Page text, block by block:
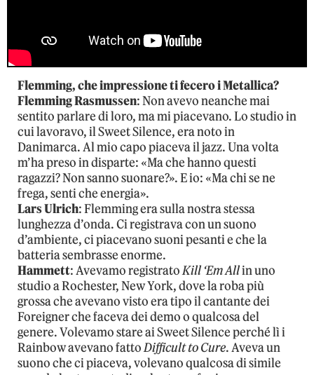
Flemming, che impressione ti fecero i Metallica?
Flemming Rasmussen: Non avevo neanche mai
sentito parlare di loro, ma mi piacevano. Lo studio in
cui lavoravo, il Sweet Silence, era noto in
Danimarca. Al mio capo piaceva il jazz. Una volta
m’ha preso in disparte: «Ma che hanno questi
ragazzi? Non sanno suonare?». E io: «Ma chi se ne
frega, senti che energia».
Lars Ulrich: Flemming era sulla nostra stessa
lunghezza d’onda. Ci registrava con un suono
d’ambiente, ci piacevano suoni pesanti e che la
batteria sembrasse enorme.
Hammett: Avevamo registratoKill ‘Em Allin uno
studio a Rochester, New York, dove la roba più
grossa che avevano visto era tipo il cantante dei
Foreigner che faceva dei demo o qualcosa del
genere. Volevamo stare ai Sweet Silence perché lì i
Rainbow avevano fattoDifficult to Cure. Aveva un
suono che ci piaceva, volevano qualcosa di simile